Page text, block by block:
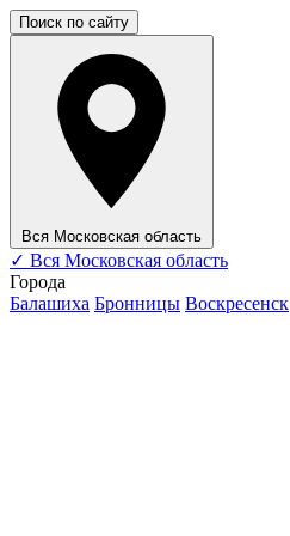
Поиск по сайту
Вся Московская область
✓ Вся Московская область
Города
Балашиха Бронницы Воскресенск